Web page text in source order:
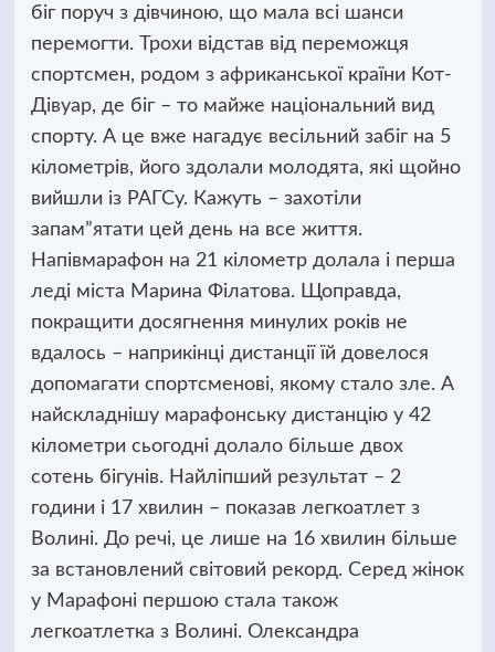
біг поруч з дівчиною, що мала всі шанси
перемогти. Трохи відстав від переможця
спортсмен, родом з африканської країни Кот-
Дівуар, де біг – то майже національний вид
спорту. А це вже нагадує весільний забіг на 5
кілометрів, його здолали молодята, які щойно
вийшли із РАГСу. Кажуть – захотіли
запам”ятати цей день на все життя.
Напівмарафон на 21 кілометр долала і перша
леді міста Марина Філатова. Щоправда,
покращити досягнення минулих років не
вдалось – наприкінці дистанції їй довелося
допомагати спортсменові, якому стало зле. А
найскладнішу марафонську дистанцію у 42
кілометри сьогодні долало більше двох
сотень бігунів. Найліпший результат – 2
години і 17 хвилин – показав легкоатлет з
Волині. До речі, це лише на 16 хвилин більше
за встановлений світовий рекорд. Серед жінок
у Марафоні першою стала також
легкоатлетка з Волині. Олександра